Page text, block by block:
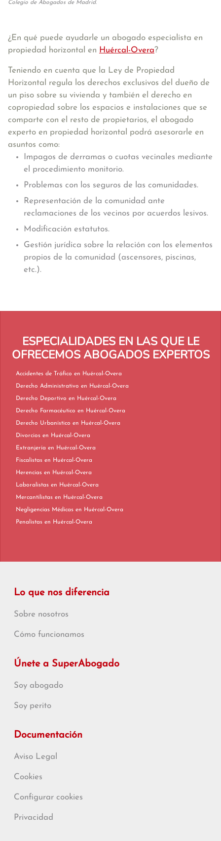
Colegio de Abogados de Madrid.
¿En qué puede ayudarle un abogado especialista en
propiedad horizontal en Huércal-Overa?
Teniendo en cuenta que la Ley de Propiedad
Horizontal regula los derechos exclusivos del dueño de
un piso sobre su vivienda y también el derecho en
copropiedad sobre los espacios e instalaciones que se
comparte con el resto de propietarios, el abogado
experto en propiedad horizontal podrá asesorarle en
asuntos como:
Impagos de derramas o cuotas vecinales mediante
el procedimiento monitorio.
Problemas con los seguros de las comunidades.
Representación de la comunidad ante
reclamaciones de los vecinos por acuerdos lesivos.
Modificación estatutos.
Gestión jurídica sobre la relación con los elementos
propios de la comunidad (ascensores, piscinas,
etc.).
ESPECIALIDADES EN LAS QUE LE
OFRECEMOS ABOGADOS EXPERTOS
Accidentes de Tráfico en Huércal-Overa
Derecho Administrativo en Huércal-Overa
Derecho Deportivo en Huércal-Overa
Derecho Farmacéutico en Huércal-Overa
Derecho Urbanístico en Huércal-Overa
Divorcios en Huércal-Overa
Extranjería en Huércal-Overa
Fiscalistas en Huércal-Overa
Herencias en Huércal-Overa
Laboralistas en Huércal-Overa
Mercantilistas en Huércal-Overa
Negligencias Médicas en Huércal-Overa
Penalistas en Huércal-Overa
Lo que nos diferencia
Sobre nosotros
Cómo funcionamos
Únete a SuperAbogado
Soy abogado
Soy perito
Documentación
Aviso Legal
Cookies
Configurar cookies
Privacidad